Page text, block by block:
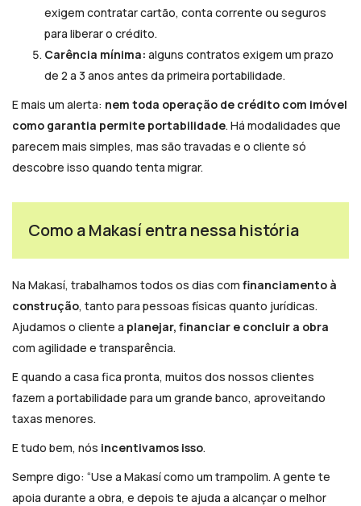
exigem contratar cartão, conta corrente ou seguros
para liberar o crédito.
Carência mínima: alguns contratos exigem um prazo
de 2 a 3 anos antes da primeira portabilidade.
E mais um alerta: nem toda operação de crédito com imóvel
como garantia permite portabilidade. Há modalidades que
parecem mais simples, mas são travadas e o cliente só
descobre isso quando tenta migrar.
Como a Makasí entra nessa história
Na Makasí, trabalhamos todos os dias com financiamento à
construção, tanto para pessoas físicas quanto jurídicas.
Ajudamos o cliente a planejar, financiar e concluir a obra
com agilidade e transparência.
E quando a casa fica pronta, muitos dos nossos clientes
fazem a portabilidade para um grande banco, aproveitando
taxas menores.
E tudo bem, nós incentivamos isso.
Sempre digo: “Use a Makasí como um trampolim. A gente te
apoia durante a obra, e depois te ajuda a alcançar o melhor